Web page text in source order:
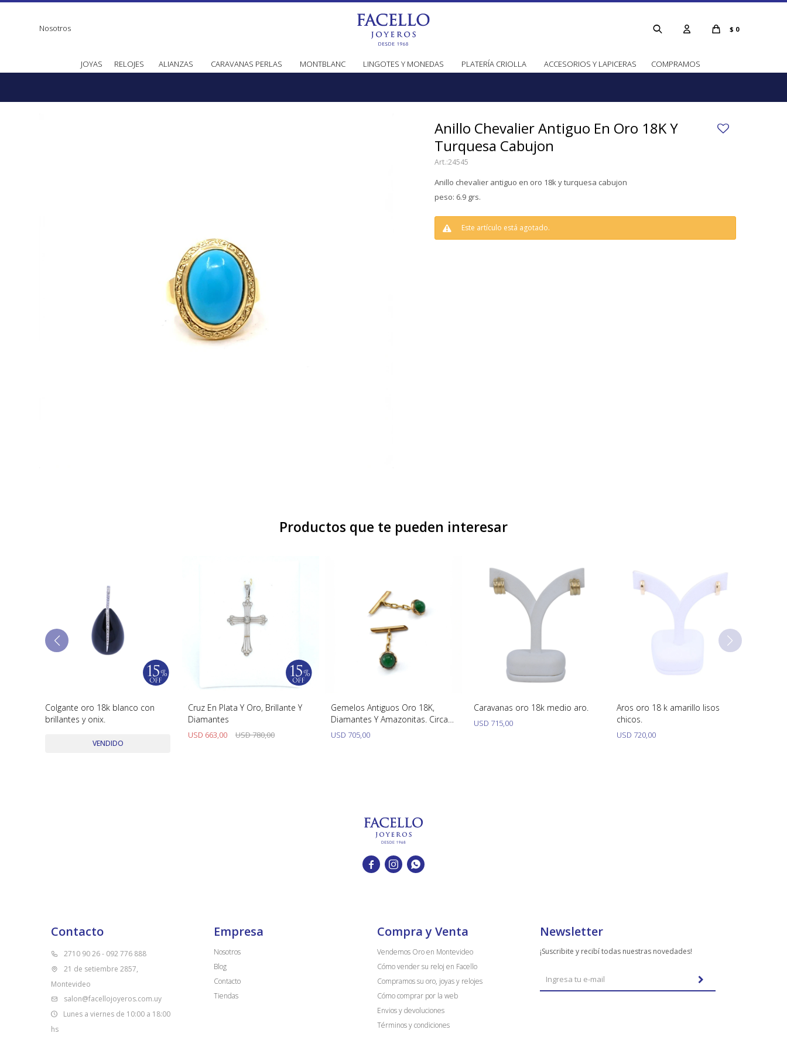
JOYAS RELOJES ALIANZAS CARAVANAS PERLAS MONTBLANC LINGOTES Y MONEDAS PLATERÍA CRIOLLA ACCESORIOS Y LAPICERAS COMPRAMOS
$ 0
Nosotros
Anillo Chevalier Antiguo En Oro 18K Y
Turquesa Cabujon
24545
Anillo chevalier antiguo en oro 18k y turquesa cabujon
peso: 6.9 grs.
Este artículo está agotado.
Productos que te pueden interesar
Colgante oro 18k blanco con
brillantes y onix.
VENDIDO
Cruz En Plata Y Oro, Brillante Y
Diamantes
USD 663,00 USD780,00
Gemelos Antiguos Oro 18K,
Diamantes Y Amazonitas. Circa
1900´S
USD 705,00
Caravanas oro 18k medio aro.
USD 715,00
Aros oro 18 k amarillo lisos
chicos.
USD 720,00
  
Contacto
2710 90 26 - 092 776 888
21 de setiembre 2857,
Montevideo
salon@facellojoyeros.com.uy
Lunes a viernes de 10:00 a 18:00
hs
Empresa
Nosotros
Blog
Contacto
Tiendas
Compra y Venta
Vendemos Oro en Montevideo
Cómo vender su reloj en Facello
Compramos su oro, joyas y relojes
Cómo comprar por la web
Envios y devoluciones
Términos y condiciones
Newsletter
¡Suscribite y recibí todas nuestras novedades!